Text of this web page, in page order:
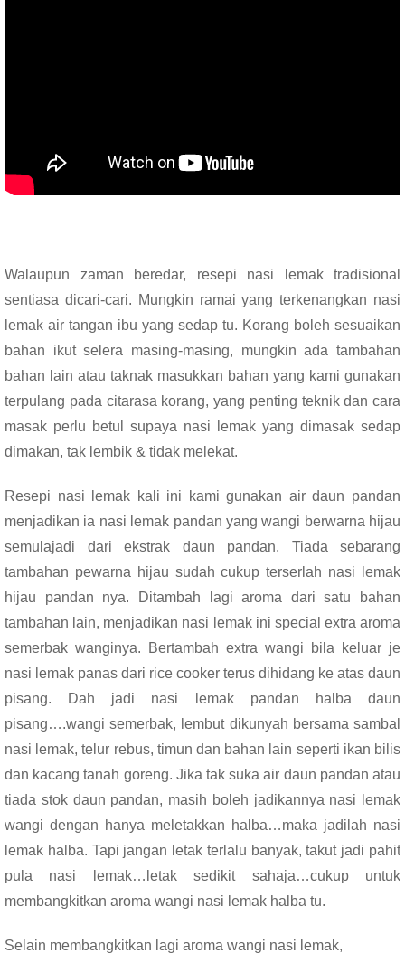
Walaupun zaman beredar, resepi nasi lemak tradisional
sentiasa dicari-cari. Mungkin ramai yang terkenangkan nasi
lemak air tangan ibu yang sedap tu. Korang boleh sesuaikan
bahan ikut selera masing-masing, mungkin ada tambahan
bahan lain atau taknak masukkan bahan yang kami gunakan
terpulang pada citarasa korang, yang penting teknik dan cara
masak perlu betul supaya nasi lemak yang dimasak sedap
dimakan, tak lembik & tidak melekat.
Resepi nasi lemak kali ini kami gunakan air daun pandan
menjadikan ia nasi lemak pandan yang wangi berwarna hijau
semulajadi dari ekstrak daun pandan. Tiada sebarang
tambahan pewarna hijau sudah cukup terserlah nasi lemak
hijau pandan nya. Ditambah lagi aroma dari satu bahan
tambahan lain, menjadikan nasi lemak ini special extra aroma
semerbak wanginya. Bertambah extra wangi bila keluar je
nasi lemak panas dari rice cooker terus dihidang ke atas daun
pisang. Dah jadi nasi lemak pandan halba daun
pisang….wangi semerbak, lembut dikunyah bersama sambal
nasi lemak, telur rebus, timun dan bahan lain seperti ikan bilis
dan kacang tanah goreng. Jika tak suka air daun pandan atau
tiada stok daun pandan, masih boleh jadikannya nasi lemak
wangi dengan hanya meletakkan halba…maka jadilah nasi
lemak halba. Tapi jangan letak terlalu banyak, takut jadi pahit
pula nasi lemak…letak sedikit sahaja…cukup untuk
membangkitkan aroma wangi nasi lemak halba tu.
Selain membangkitkan lagi aroma wangi nasi lemak,